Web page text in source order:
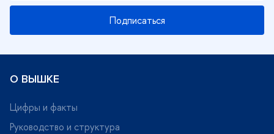
Подписаться
О ВЫШКЕ
Цифры и факты
Руководство и структура